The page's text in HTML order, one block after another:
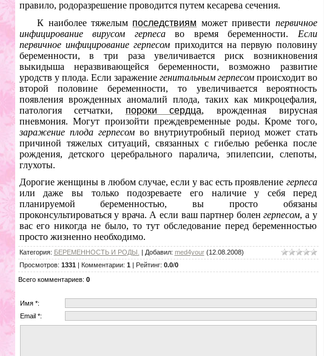
правило, родоразрешение проводится путем кесарева сечения.
К наиболее тяжелым последствиям может привести первичное
инфицирование вирусом герпесаво время беременности. Если
первичное инфицирование герпесом приходится на первую половину
беременности, в три раза увеличивается риск возникновения
выкидыша неразвивающейся беременности, возможно развитие
уродств у плода. Если заражение генитальным герпесомпроисходит во
второй половине беременности, то увеличивается вероятность
появления врожденных аномалий плода, таких как микроцефалия,
патология сетчатки, пороки сердца, врожденная вирусная
пневмония. Могут произойти преждевременные роды. Кроме того,
заражение плода герпесомво внутриутробный период может стать
причиной тяжелых ситуаций, связанных с гибелью ребенка после
рождения, детского церебрального паралича, эпилепсии, слепоты,
глухоты.
Дорогие женщины в любом случае, если у вас есть проявление герпеса
или даже вы только подозреваете его наличие у себя перед
планируемой беременностью, вы просто обязаны
проконсультироваться у врача. А если ваш партнер боленгерпесом, а у
вас его никогда не было, то тут обследование перед беременностью
просто жизненно необходимо.
Категория: БЕРЕМЕННОСТЬ И РОДЫ. | Добавил: med4your(12.08.2008)
Просмотров: 1331| Комментарии: 1| Рейтинг: 0.0/0
Всего комментариев: 0
Имя *:
Email *: